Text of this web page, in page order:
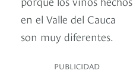
en el Valle del Cauca
son muy diferentes.
PUBLICIDAD